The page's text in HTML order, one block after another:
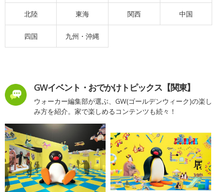
北陸 東海 関西 中国
四国 九州・沖縄
GWイベント・おでかけトピックス【関東】
ウォーカー編集部が選ぶ、GW(ゴールデンウィーク)の楽し
み方を紹介。家で楽しめるコンテンツも続々！